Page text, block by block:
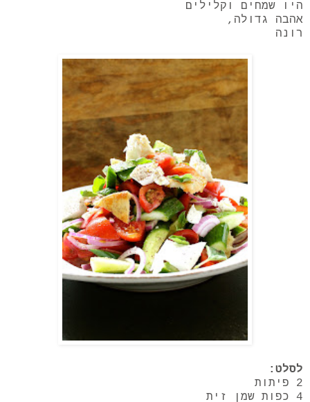
היו שמחים וקלילים
אהבה גדולה,
רונה
לסלט:
2 פיתות
4 כפות שמן זית